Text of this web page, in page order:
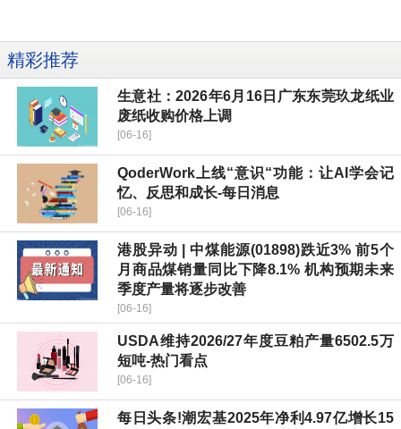
精彩推荐
生意社：2026年6月16日广东东莞玖龙纸业
废纸收购价格上调
[06-16]
QoderWork上线“意识“功能：让AI学会记
忆、反思和成长-每日消息
[06-16]
港股异动 | 中煤能源(01898)跌近3% 前5个
月商品煤销量同比下降8.1% 机构预期未来
季度产量将逐步改善
[06-16]
USDA维持2026/27年度豆粕产量6502.5万
短吨-热门看点
[06-16]
每日头条!潮宏基2025年净利4.97亿增长15